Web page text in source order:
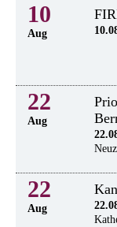
10
Aug
22
Aug
22
Aug